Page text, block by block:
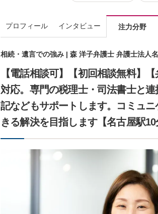
プロフィール インタビュー 注力分野
相続・遺言での強み | 森 洋子弁護士 弁護士法人
【電話相談可】【初回相談無料】
対応。専門の税理士・司法書士と
記などもサポートします。コミュ
きる解決を目指します【名古屋駅10